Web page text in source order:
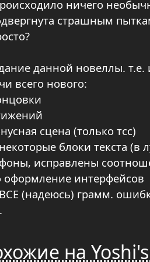
ничего
страшным
данной новеллы. т.е.
всего нового:
сцена (только тсс)
блоки текста (в
исправлены
интерфейсов
(надеюсь) грамм.
на